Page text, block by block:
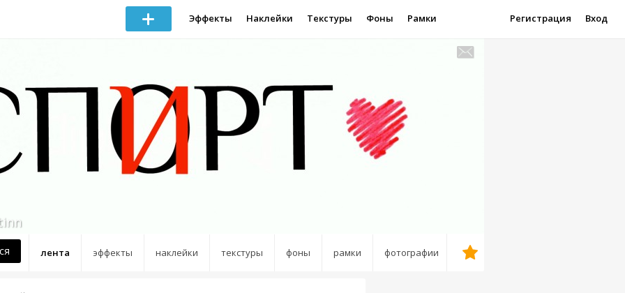
Эффекты Наклейки Текстуры Фоны Рамки Регистрация Вход
лента эффекты наклейки текстуры фоны рамки фотографии